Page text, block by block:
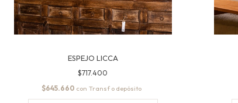
ESPEJO LICCA
$717.400
$645.660 con